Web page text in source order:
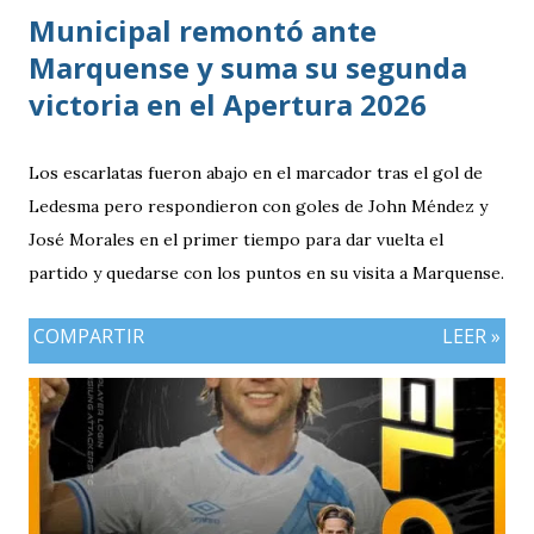
Municipal remontó ante
Marquense y suma su segunda
victoria en el Apertura 2026
Los escarlatas fueron abajo en el marcador tras el gol de
Ledesma pero respondieron con goles de John Méndez y
José Morales en el primer tiempo para dar vuelta el
partido y quedarse con los puntos en su visita a Marquense.
COMPARTIR LEER »